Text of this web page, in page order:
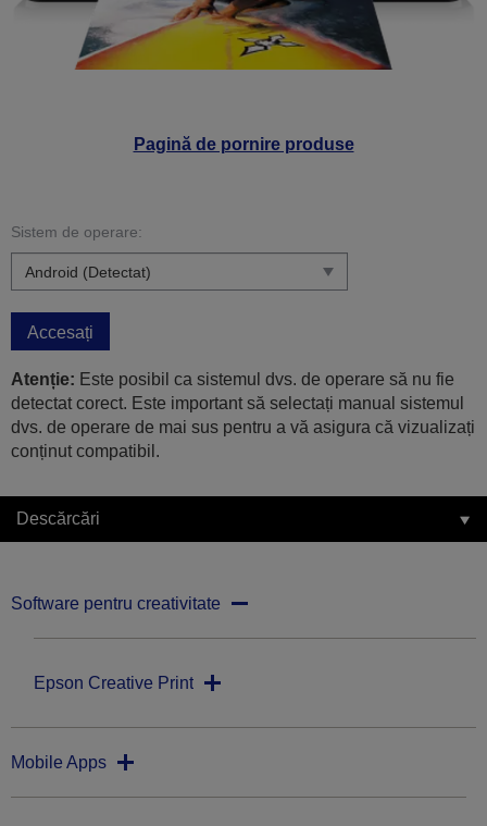
Pagină de pornire produse
Sistem de operare:
Accesați
Atenție: Este posibil ca sistemul dvs. de operare să nu fie
detectat corect. Este important să selectați manual sistemul
dvs. de operare de mai sus pentru a vă asigura că vizualizați
conținut compatibil.
Descărcări
Software pentru creativitate
Epson Creative Print
Mobile Apps